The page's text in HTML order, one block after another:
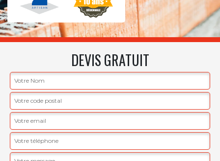
DEVIS GRATUIT